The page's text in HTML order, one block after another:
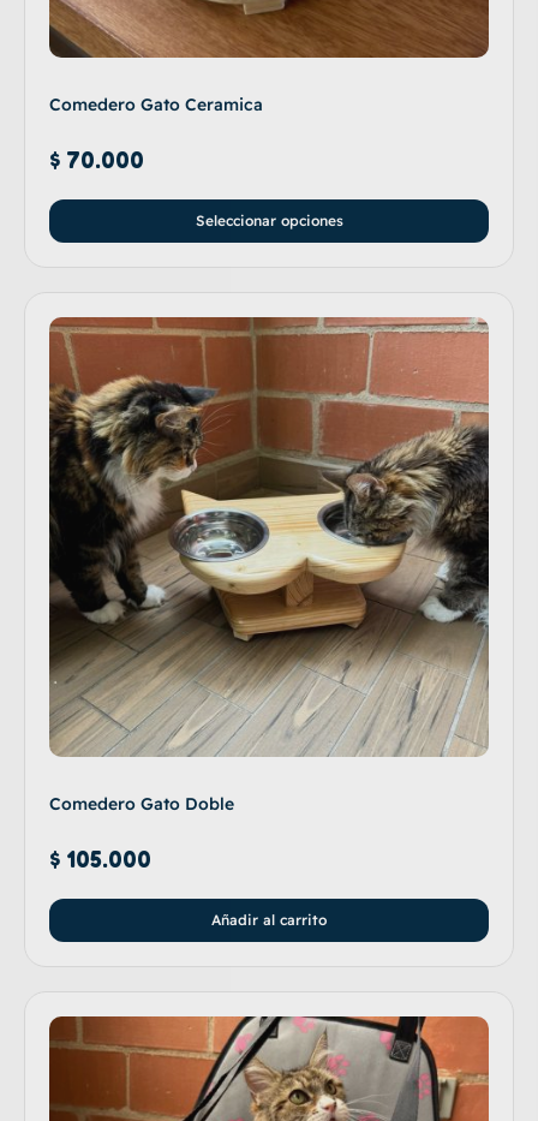
Comedero Gato Ceramica
$ 70.000
Seleccionar opciones
Comedero Gato Doble
$ 105.000
Añadir al carrito